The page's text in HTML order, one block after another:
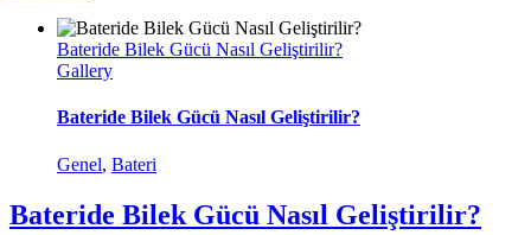
Bateride Bilek Gücü Nasıl Geliştirilir?
Gallery
Bateride Bilek Gücü Nasıl Geliştirilir?
Genel, Bateri
Bateride Bilek Gücü Nasıl Geliştirilir?